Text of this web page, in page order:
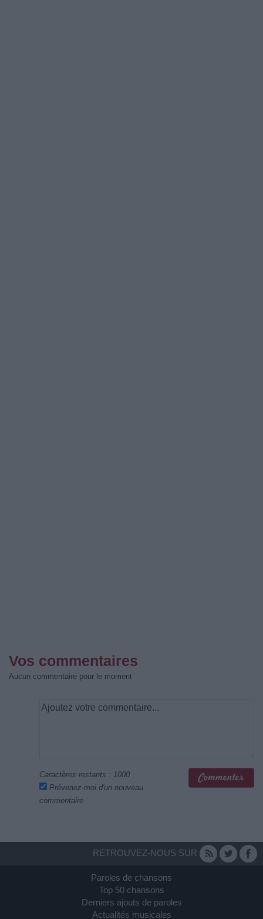
Vos commentaires
Aucun commentaire pour le moment
Caractères restants : 1000
Prévenez-moi d'un nouveau
commentaire
RETROUVEZ-NOUS SUR
Paroles de chansons
Top 50 chansons
Derniers ajouts de paroles
Actualités musicales